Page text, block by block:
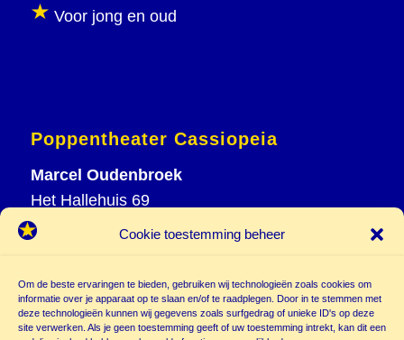
Cookie toestemming beheer
Om de beste ervaringen te bieden, gebruiken wij technologieën zoals cookies om
informatie over je apparaat op te slaan en/of te raadplegen. Door in te stemmen met
deze technologieën kunnen wij gegevens zoals surfgedrag of unieke ID's op deze
site verwerken. Als je geen toestemming geeft of uw toestemming intrekt, kan dit een
Voor jong en oud
Poppentheater Cassiopeia
Marcel Oudenbroek
Het Hallehuis 69
3823 VH Amersfoort
info@
poppentheatercassiopeia.nl